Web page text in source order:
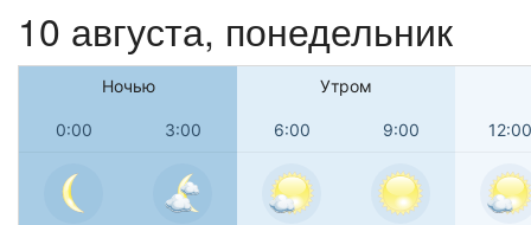
10 августа, понедельник
Ночью Утром
0:00 3:00 6:00 9:00 12:00